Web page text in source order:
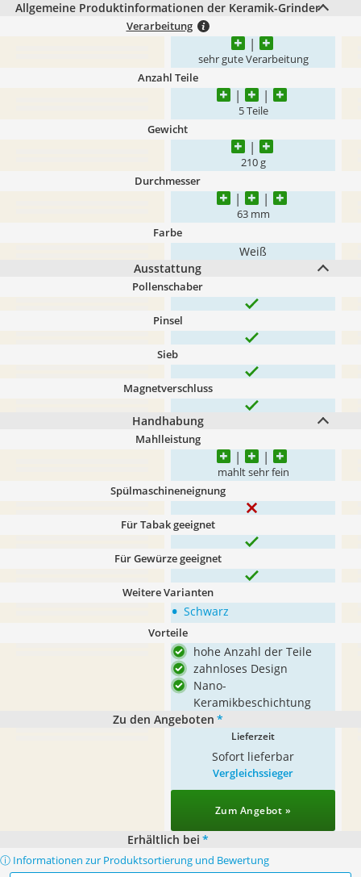
Allgemeine Produktinformationen der Keramik-Grinder
Verarbeitung
sehr gute Verarbeitung
Anzahl Teile
5 Teile
Gewicht
210 g
Durchmesser
63 mm
Farbe
Weiß
Ausstattung
Pollenschaber
Pinsel
Sieb
Magnetverschluss
Handhabung
Mahlleistung
mahlt sehr fein
Spülmaschineneignung
Für Tabak geeignet
Für Gewürze geeignet
Weitere Varianten
• Schwarz
Vorteile
hohe Anzahl der Teile
zahnloses Design
Nano-
Keramikbeschichtung
Zu den Angeboten *
Lieferzeit
Sofort lieferbar
Vergleichssieger
Zum Angebot »
Erhältlich bei *
ⓘ Informationen zur Produktsortierung und Bewertung